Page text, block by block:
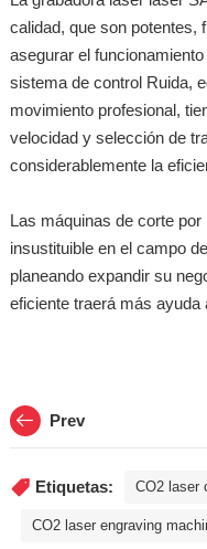
calidad, que son potentes,
asegurar el
sistema de control Ruida,
movimiento profesional,
velocidad y selección de
considerablemente la
Las máquinas de corte
insustituible en el campo
planeando expandir su
eficiente traerá más ayuda
Prev
Etiquetas: CO2 laser
CO2 laser engraving